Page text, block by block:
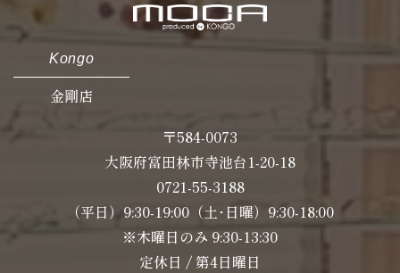
Kongo
金剛店
〒584-0073
大阪府富田林市寺池台1-20-18
0721-55-3188
（平日）9:30-19:00（土･日曜）9:30-18:00
※木曜日のみ 9:30-13:30
定休日 / 第4日曜日